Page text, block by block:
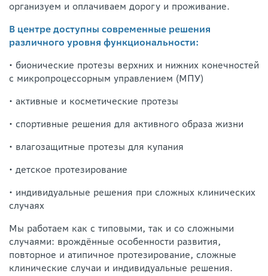
организуем и оплачиваем дорогу и проживание.
В центре доступны современные решения
различного уровня функциональности:
• бионические протезы верхних и нижних конечностей
с микропроцессорным управлением (МПУ)
• активные и косметические протезы
• спортивные решения для активного образа жизни
• влагозащитные протезы для купания
• детское протезирование
• индивидуальные решения при сложных клинических
случаях
Мы работаем как с типовыми, так и со сложными
случаями: врождённые особенности развития,
повторное и атипичное протезирование, сложные
клинические случаи и индивидуальные решения.